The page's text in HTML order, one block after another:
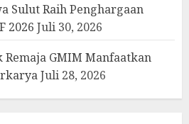
Sulut Raih Penghargaan
2026 Juli 30, 2026
GMIM Manfaatkan
Juli 28, 2026